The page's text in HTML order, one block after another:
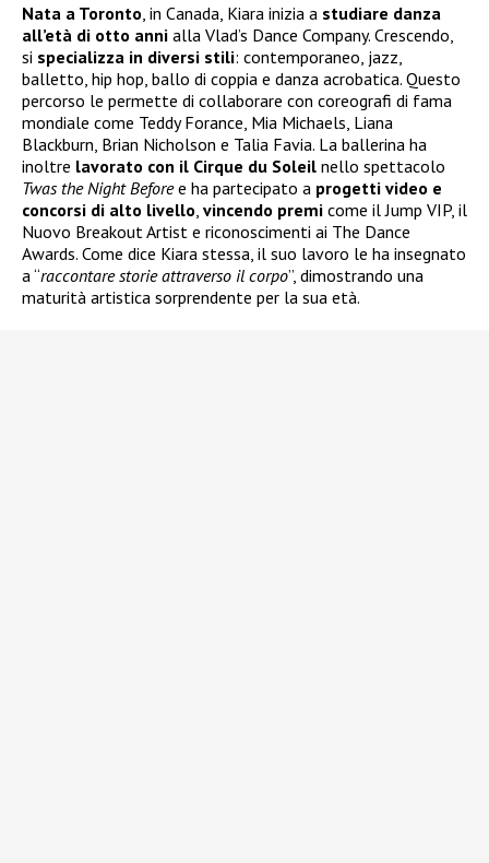
Nata a Toronto , in Canada, Kiara inizia a studiare danza
all’età di otto anni alla Vlad’s Dance Company. Crescendo,
si specializza in diversi stili: contemporaneo, jazz,
balletto, hip hop, ballo di coppia e danza acrobatica. Questo
percorso le permette di collaborare con coreografi di fama
mondiale come Teddy Forance, Mia Michaels, Liana
Blackburn, Brian Nicholson e Talia Favia. La ballerina ha
inoltre lavorato con il Cirque du Soleil nello spettacolo
Twas the Night Beforee ha partecipato a progetti video e
concorsi di alto livello vincendo premi come il Jump VIP, il
Nuovo Breakout Artist e riconoscimenti ai The Dance
Awards. Come dice Kiara stessa, il suo lavoro le ha insegnato
a “raccontare storie attraverso il corpo”, dimostrando una
maturità artistica sorprendente per la sua età.